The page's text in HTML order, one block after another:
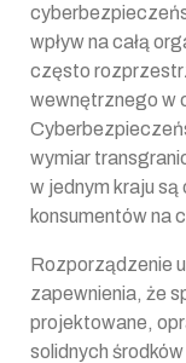
wpływ na całą
często
wewnętrznego w
wymiar
w jednym kraju
konsumentów na
Rozporządzenie
zapewnienia, że
projektowane,
solidnych